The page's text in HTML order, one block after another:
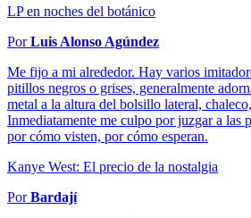
LP en noches del botánico
PorLuis Alonso Agúndez
Me fijo a mi alrededor. Hay varios
pitillos negros o grises, generalmente
metal a la altura del bolsillo lateral,
Inmediatamente me culpo por juzgar a las
por cómo visten, por cómo esperan.
Kanye West: El precio de la nostalgia
PorBardají